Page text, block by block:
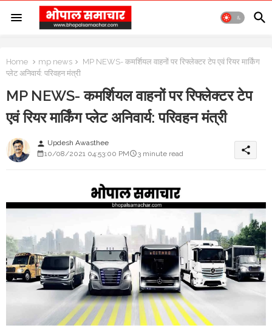
Home mp news
MP NEWS- कमर्शियल वाहनों पर रिफ्लेक्टर टेप एवं रियर मार्किंग
प्लेट अनिवार्य: परिवहन मंत्री
MP NEWS- कमर्शियल वाहनों पर रिफ्लेक्टर टेप
एवं रियर मार्किंग प्लेट अनिवार्य: परिवहन मंत्री
person Updesh Awasthee
10/08/2021 04:53:00 PM
3 minute read share